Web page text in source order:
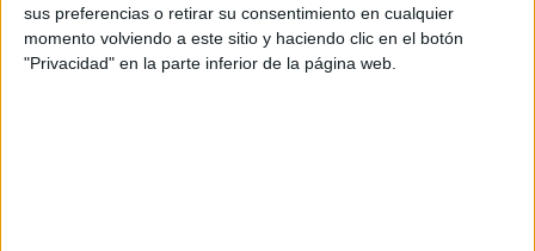
sus preferencias o retirar su consentimiento en cualquier
momento volviendo a este sitio y haciendo clic en el botón
"Privacidad" en la parte inferior de la página web.
Dossier
Webs
Comunicados